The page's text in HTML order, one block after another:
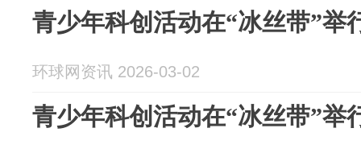
青少年科创活动在“冰丝带”举
环球网资讯 2026-03-02
青少年科创活动在“冰丝带”举